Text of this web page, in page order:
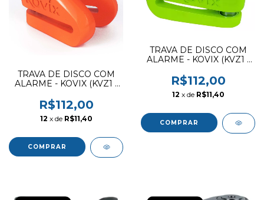
TRAVA DE DISCO COM
ALARME - KOVIX (KVZ1 -
R$112,00
12 x de R$11,40
TRAVA DE DISCO COM
ALARME - KOVIX (KVZ1 -
R$112,00
12 x de R$11,40